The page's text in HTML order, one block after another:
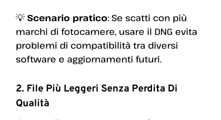
💡 Scenario pratico: Se scatti con più
marchi di fotocamere, usare il DNG evita
problemi di compatibilità tra diversi
software e aggiornamenti futuri.
2. File Più Leggeri Senza Perdita Di
Qualità